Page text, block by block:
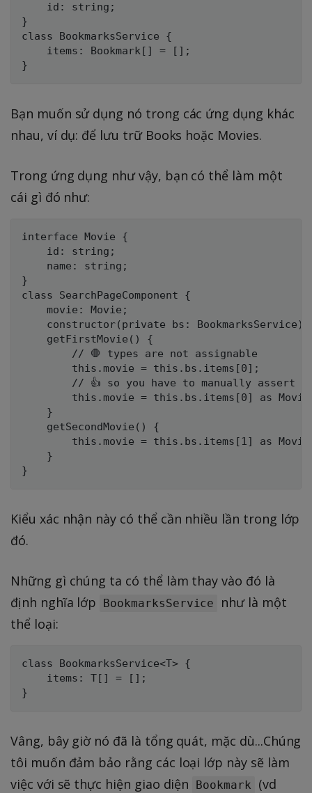
    id: string;
}
class BookmarksService {
    items: Bookmark[] = [];
Bạn muốn sử dụng nó trong các ứng dụng khác
nhau, ví dụ: để lưu trữ Books hoặc Movies.
Trong ứng dụng như vậy, bạn có thể làm một
cái gì đó như:
interface Movie {
    id: string;
    name: string;
}
class SearchPageComponent {
    movie: Movie;
constructor(private bs: BookmarksService)
    getFirstMovie() {
        // 🛑 types are not assignable
        this.movie = this.bs.items[0];
// 👍 so you have to manually assert
this.movie = this.bs.items[0] as
    }
    getSecondMovie() {
this.movie = this.bs.items[1] as
    }
Kiểu xác nhận này có thể cần nhiều lần trong lớp
đó.
Những gì chúng ta có thể làm thay vào đó là
định nghĩa lớp
BookmarksService
như là một
thể loại:
class BookmarksService<T> {
    items: T[] = [];
Vâng, bây giờ nó đã là tổng quát, mặc dù...Chúng
tôi muốn đảm bảo rằng các loại lớp này sẽ làm
việc với sẽ thực hiện giao diện
Bookmark (vd